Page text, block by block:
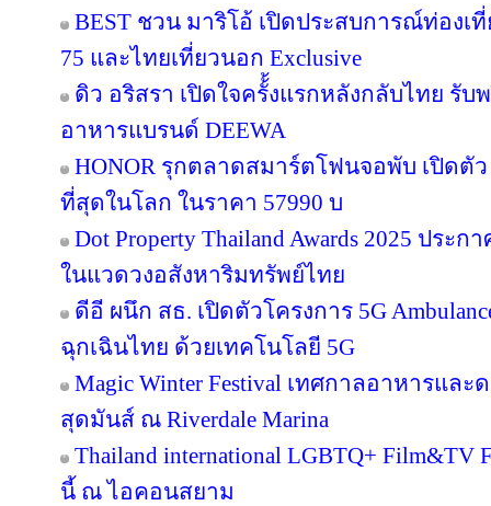
BEST ชวน มาริโอ้ เปิดประสบการณ์ท่องเ
75 และไทยเที่ยวนอก Exclusive
ดิว อริสรา เปิดใจครั้้งแรกหลังกลับไทย รั
อาหารแบรนด์ DEEWA
HONOR รุกตลาดสมาร์ตโฟนจอพับ เปิดตัว
ที่สุดในโลก ในราคา 57990 บ
Dot Property Thailand Awards 2025 ประ
ในแวดวงอสังหาริมทรัพย์ไทย
ดีอี ผนึก สธ. เปิดตัวโครงการ 5G
ฉุกเฉินไทย ด้วยเทคโนโลยี 5G
Magic Winter Festival เทศกาลอาหารแ
สุดมันส์ ณ Riverdale Marina
Thailand international LGBTQ+ Film&TV
นี้ ณ ไอคอนสยาม